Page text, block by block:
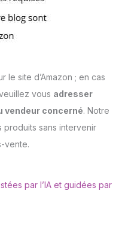
le site d’Amazon ; en cas
vous adresser
vendeur concerné. Notre
sans intervenir
vente.
par l’IA et guidées par